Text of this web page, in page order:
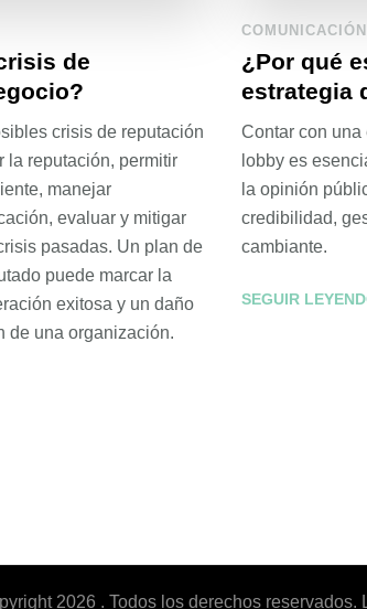
de
crisis de reputación
la reputación, permitir
manejar
evaluar y mitigar
pasadas. Un plan de
puede marcar la
exitosa y un daño
de una organización.
COMUNICACIÓN
¿Por qué
estrategia
Contar con una
lobby es
la opinión
credibilidad,
cambiante.
SEGUIR
2026 . Todos los derechos reservados.